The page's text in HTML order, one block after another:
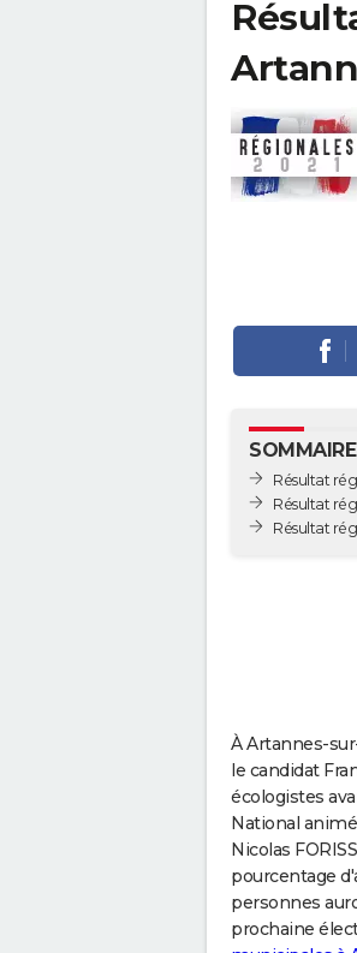
SOMMAIRE
Résultat
Résultat
Résultat
À Artannes-
le candidat
écologistes
National
Nicolas
pourcentage
personnes
prochaine